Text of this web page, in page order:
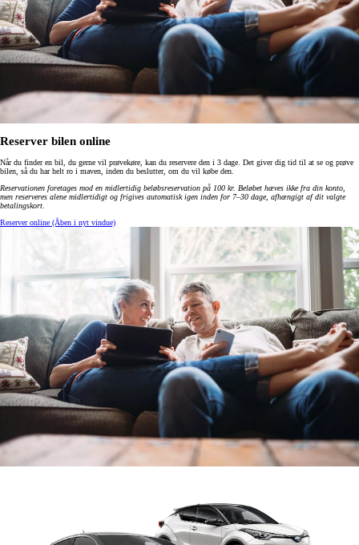
Reserver bilen online
Når du finder en bil, du gerne vil prøvekøre, kan du reservere den i 3 dage. Det giver dig tid til at se og prøve
bilen, så du har helt ro i maven, inden du beslutter, om du vil købe den.
Reservationen foretages mod en midlertidig beløbsreservation på 100 kr. Beløbet hæves ikke fra din konto,
men reserveres alene midlertidigt og frigives automatisk igen inden for 7–30 dage, afhængigt af dit valgte
betalingskort.
Reserver online (Åben i nyt vindue)